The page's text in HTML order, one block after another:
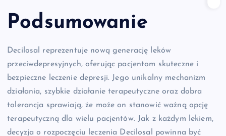
Podsumowanie
Decilosal reprezentuje nową generację leków
przeciwdepresyjnych, oferując pacjentom skuteczne i
bezpieczne leczenie depresji. Jego unikalny mechanizm
działania, szybkie działanie terapeutyczne oraz dobra
tolerancja sprawiają, że może on stanowić ważną opcję
terapeutyczną dla wielu pacjentów. Jak z każdym lekiem,
decyzja o rozpoczęciu leczenia Decilosal powinna być